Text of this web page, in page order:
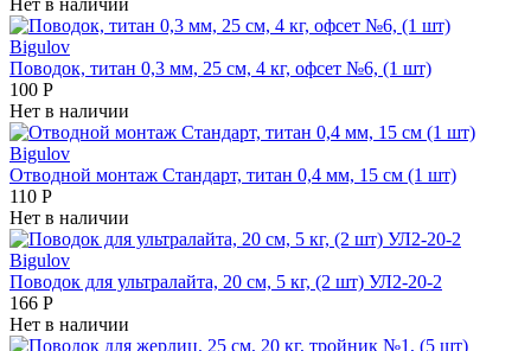
Нет в наличии
Bigulov
Поводок, титан 0,3 мм, 25 см, 4 кг, офсет №6, (1 шт)
100 Р
Нет в наличии
Bigulov
Отводной монтаж Стандарт, титан 0,4 мм, 15 см (1 шт)
110 Р
Нет в наличии
Bigulov
Поводок для ультралайта, 20 см, 5 кг, (2 шт) УЛ2-20-2
166 Р
Нет в наличии